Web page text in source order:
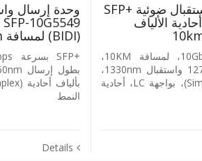
وحدة إرسال واستقبال ضوئية +SFP
‎SFP-10G2733‎ أحادية الألياف
+SFP بسرعة ‎10Gbps‎، لمسافة ‎10KM‎،
بطول إرسال ‎1270nm‎ واستقبال ‎1330nm‎،
بألياف أحادية ‎(Simplex)‎، بواجهة ‎LC‎، أحادية
‎(BIDI)‎ لمسافة ‎80km‎
النمط
Details